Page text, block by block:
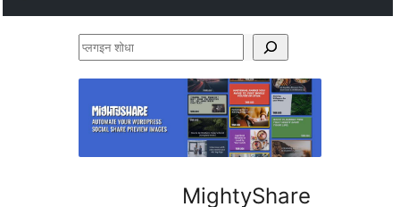
प्लगइन
MightyShare